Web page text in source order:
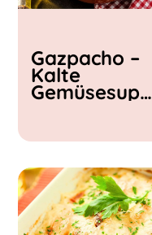
< 15 min
15 - 30 min
30 - 60 min
Gazpacho –
Kalte
Gemüsesupp